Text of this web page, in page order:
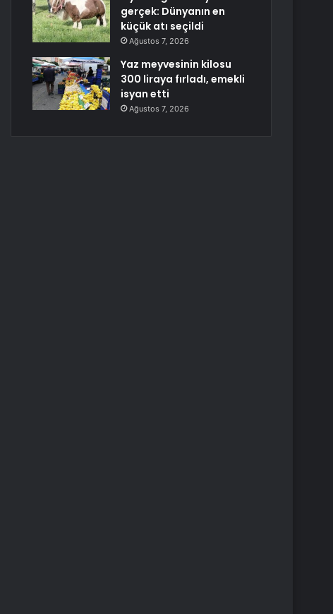
gerçek: Dünyanın en
küçük atı seçildi
Ağustos 7, 2026
Yaz meyvesinin kilosu
300 liraya fırladı, emekli
isyan etti
Ağustos 7, 2026